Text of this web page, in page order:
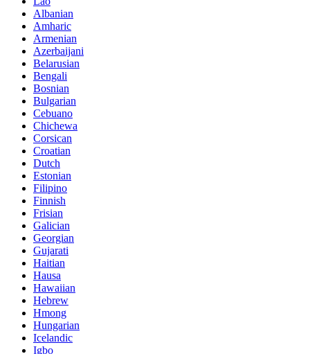
Albanian
Amharic
Armenian
Azerbaijani
Belarusian
Bengali
Bosnian
Bulgarian
Cebuano
Chichewa
Corsican
Croatian
Dutch
Estonian
Filipino
Finnish
Frisian
Galician
Georgian
Gujarati
Haitian
Hausa
Hawaiian
Hebrew
Hmong
Hungarian
Icelandic
Igbo